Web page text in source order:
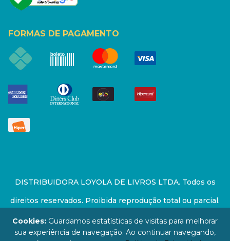
FORMAS DE PAGAMENTO
DISTRIBUIDORA LOYOLA DE LIVROS LTDA. Todos os
direitos reservados. Proibida reprodução total ou parcial.
Preços e estoque sujeito a alterações sem aviso prévio.
67.946.814/0001-94 - LOJA - Rua Senador Feijó - São
Cookies: Guardamos estatísticas de visitas para melhorar
sua experiência de navegação. Ao continuar navegando,